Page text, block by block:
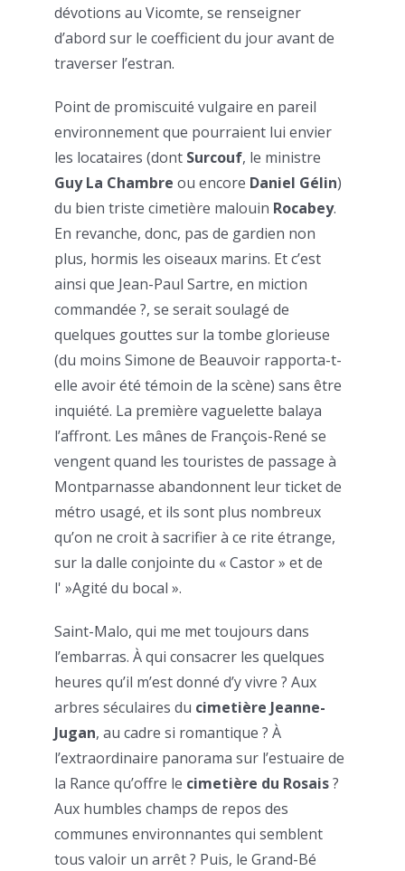
dévotions au Vicomte, se renseigner
d’abord sur le coefficient du jour avant de
traverser l’estran.
Point de promiscuité vulgaire en pareil
environnement que pourraient lui envier
les locataires (dont Surcouf, le ministre
Guy La Chambre ou encore Daniel Gélin)
du bien triste cimetière malouin Rocabey.
En revanche, donc, pas de gardien non
plus, hormis les oiseaux marins. Et c’est
ainsi que Jean-Paul Sartre, en miction
commandée ?, se serait soulagé de
quelques gouttes sur la tombe glorieuse
(du moins Simone de Beauvoir rapporta-t-
elle avoir été témoin de la scène) sans être
inquiété. La première vaguelette balaya
l’affront. Les mânes de François-René se
vengent quand les touristes de passage à
Montparnasse abandonnent leur ticket de
métro usagé, et ils sont plus nombreux
qu’on ne croit à sacrifier à ce rite étrange,
sur la dalle conjointe du « Castor » et de
l' »Agité du bocal ».
Saint-Malo, qui me met toujours dans
l’embarras. À qui consacrer les quelques
heures qu’il m’est donné d’y vivre ? Aux
arbres séculaires du cimetière Jeanne-
Jugan, au cadre si romantique ? À
l’extraordinaire panorama sur l’estuaire de
la Rance qu’offre le cimetière du Rosais?
Aux humbles champs de repos des
communes environnantes qui semblent
tous valoir un arrêt ? Puis, le Grand-Bé